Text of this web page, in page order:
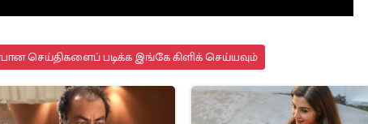
செய்திகளைப் படிக்க இங்கே கிளிக் செய்யவும்